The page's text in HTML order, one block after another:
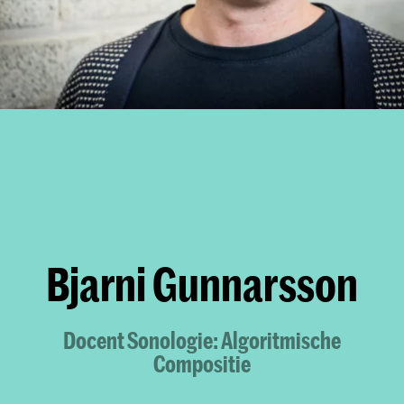
Bjarni Gunnarsson
Docent Sonologie: Algoritmische
Compositie